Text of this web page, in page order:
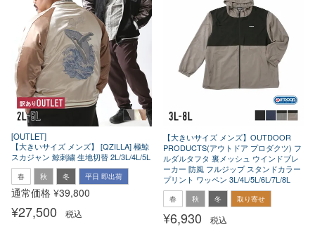
[OUTLET]
【大きいサイズ メンズ】 [QZILLA] 極鯨
スカジャン 鯨刺繍 生地切替 2L/3L/4L/5L
春 秋 冬 平日 即出荷
通常価格 ¥39,800
¥27,500 税込
【大きいサイズ メンズ】OUTDOOR
PRODUCTS(アウトドア プロダクツ) フ
ルダルタフタ 裏メッシュ ウインドブレ
ーカー 防風 フルジップ スタンドカラー
プリント ワッペン 3L/4L/5L/6L/7L/8L
春 秋 冬 取り寄せ
¥6,930 税込